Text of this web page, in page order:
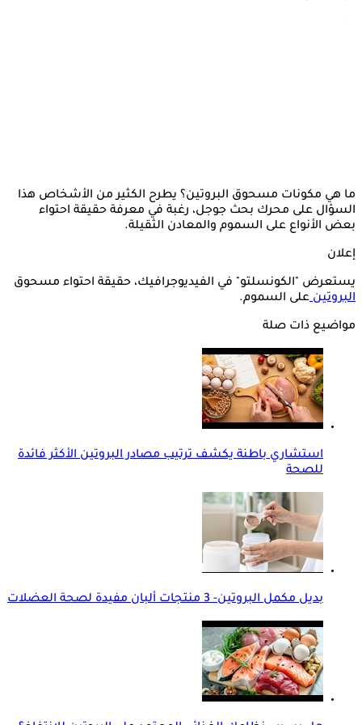
ما هي مكونات مسحوق البروتين؟ يطرح الكثير من الأشخاص هذا
السؤال على محرك بحث جوجل، رغبة في معرفة حقيقة احتواء
بعض الأنواع على السموم والمعادن الثقيلة.
إعلان
يستعرض "الكونسلتو" في الفيديوجرافيك، حقيقة احتواء مسحوق
البروتينعلى السموم.
مواضيع ذات صلة
استشاري باطنة يكشف ترتيب مصادر البروتين الأكثر فائدة
للصحة
بديل مكمل البروتين- 3 منتجات ألبان مفيدة لصحة العضلات